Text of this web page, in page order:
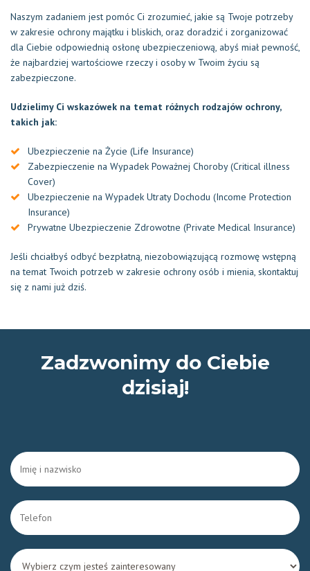
Naszym zadaniem jest pomóc Ci zrozumieć, jakie są Twoje potrzeby
w zakresie ochrony majątku i bliskich, oraz doradzić i zorganizować
dla Ciebie odpowiednią osłonę ubezpieczeniową, abyś miał pewność,
że najbardziej wartościowe rzeczy i osoby w Twoim życiu są
zabezpieczone.
Udzielimy Ci wskazówek na temat różnych rodzajów ochrony,
takich jak:
Ubezpieczenie na Życie (Life Insurance)
Zabezpieczenie na Wypadek Poważnej Choroby (Critical illness
Cover)
Ubezpieczenie na Wypadek Utraty Dochodu (Income Protection
Insurance)
Prywatne Ubezpieczenie Zdrowotne (Private Medical Insurance)
Jeśli chciałbyś odbyć bezpłatną, niezobowiązującą rozmowę wstępną
na temat Twoich potrzeb w zakresie ochrony osób i mienia, skontaktuj
się z nami już dziś.
Zadzwonimy do Ciebie
dzisiaj!